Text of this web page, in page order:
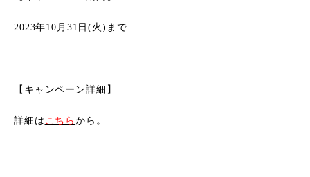
2023年10月31日(火)まで
【キャンペーン詳細】
詳細は こちらから。